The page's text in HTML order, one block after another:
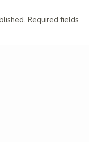
Required fields